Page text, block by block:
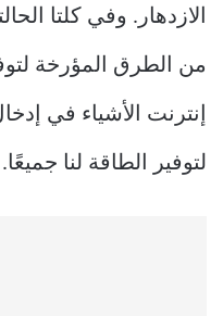
الازدهار. وفي كلتا
من الطرق المؤرخة
إنترنت الأشياء في
لتوفير الطاقة لنا جميعًا.